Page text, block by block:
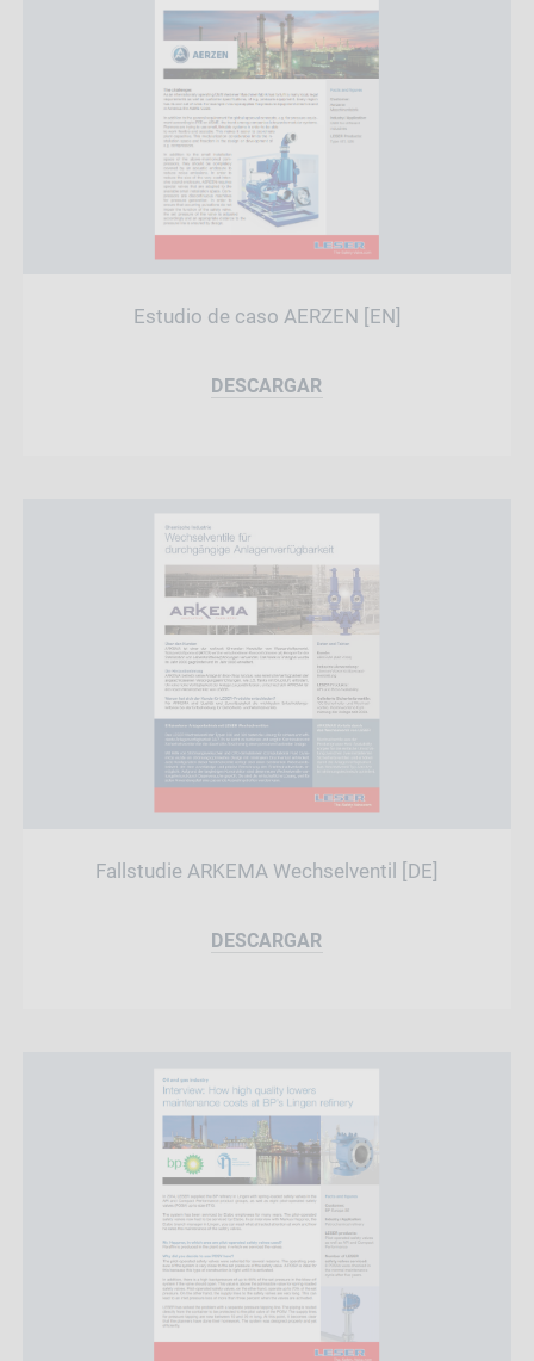
Estudio de caso AERZEN [EN]
DESCARGAR
Fallstudie ARKEMA Wechselventil [DE]
DESCARGAR